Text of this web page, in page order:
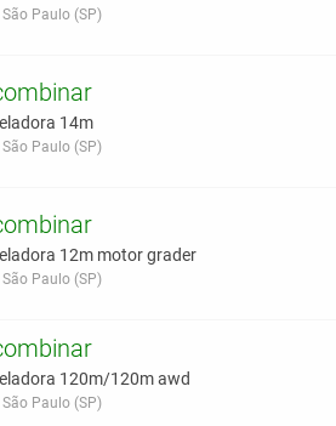
Paulo (SP)
14m
Paulo (SP)
12m motor grader
Paulo (SP)
120m/120m awd
Paulo (SP)